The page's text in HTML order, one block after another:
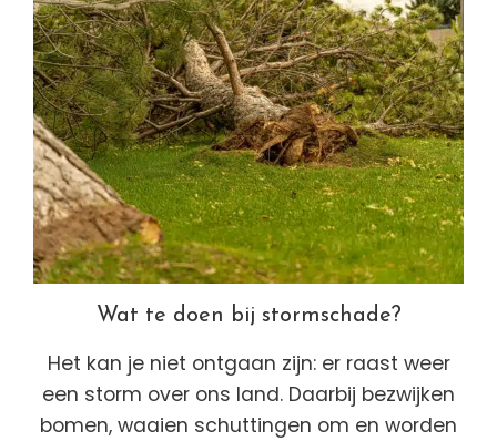
Wat te doen bij stormschade?
Het kan je niet ontgaan zijn: er raast weer
een storm over ons land. Daarbij bezwijken
bomen, waaien schuttingen om en worden